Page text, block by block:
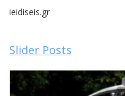
ieidiseis.gr
Slider Posts